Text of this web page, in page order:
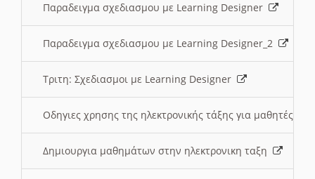
Παραδειγμα σχεδιασμου με Learning Designer
Παραδειγμα σχεδιασμου με Learning Designer_2
Τριτη: Σχεδιασμοι με Learning Designer
Οδηγιες χρησης της ηλεκτρονικής τάξης για μαθητές
Δημιουργια μαθημάτων στην ηλεκτρονικη ταξη